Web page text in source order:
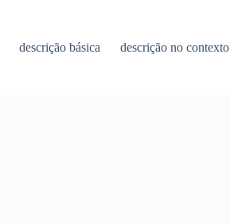
descrição básica descrição no contexto